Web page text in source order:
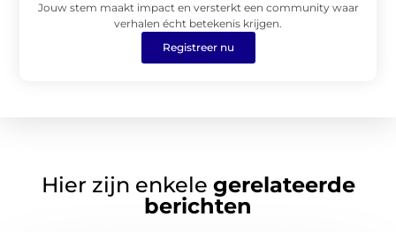
Jouw stem maakt impact en versterkt een community waar
verhalen écht betekenis krijgen.
Registreer nu
Hier zijn enkele gerelateerde
berichten